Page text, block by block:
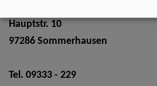
Hauptstr. 10
97286 Sommerhausen
Tel. 09333 - 229